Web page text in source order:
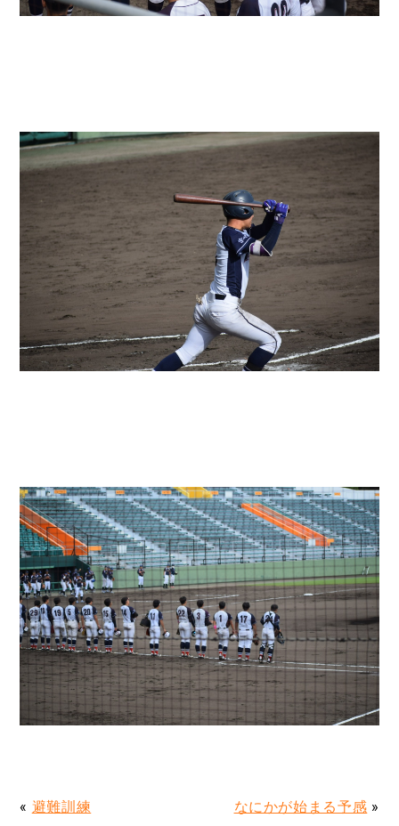
« 避難訓練 なにかが始まる予感 »